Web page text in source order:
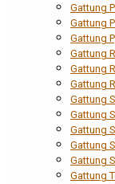
Gattung
Gattung
Gattung
Gattung
Gattung
Gattung
Gattung
Gattung
Gattung
Gattung
Gattung
Gattung